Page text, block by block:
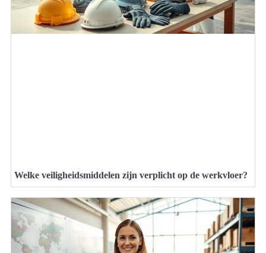
Welke veiligheidsmiddelen zijn verplicht op de werkvloer?